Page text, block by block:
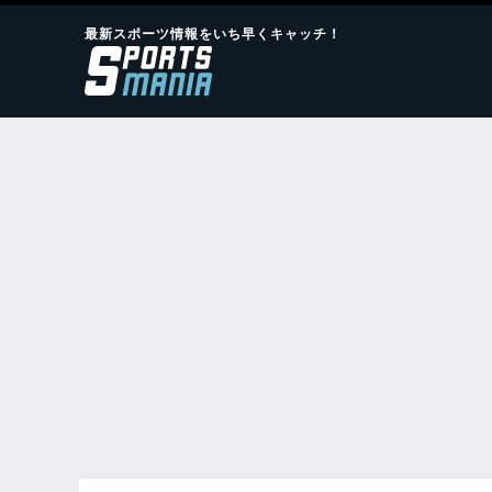
最新スポーツ情報をいち早くキャッチ！